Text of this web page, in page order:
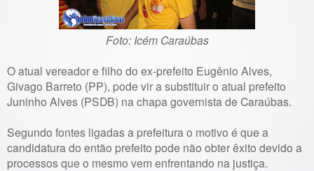
Foto: Icém Caraúbas
O atual vereador e filho do ex-prefeito Eugênio Alves,
Givago Barreto (PP), pode vir a substituir o atual prefeito
Juninho Alves (PSDB) na chapa governista de Caraúbas.
Segundo fontes ligadas a prefeitura o motivo é que a
candidatura do então prefeito pode não obter êxito devido a
processos que o mesmo vem enfrentando na justiça.